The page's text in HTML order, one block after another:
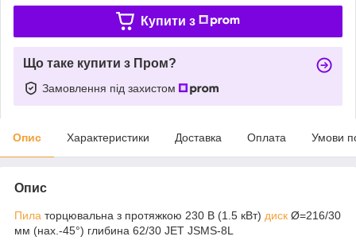
Купити з
Що таке купити з Пром?
Замовлення під захистом
Опис Характеристики Доставка Оплата Умови
Опис
Пила торцювальна з протяжкою 230 В (1.5 кВт) диск Ø=216/30
мм (нах.-45°) глибина 62/30 JET JSMS-8L